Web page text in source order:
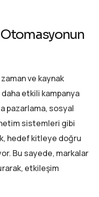
ve kaynak
daha etkili kampanya
pazarlama, sosyal
sistemleri gibi
hedef kitleye doğru
Bu sayede, markalar
etkileşim